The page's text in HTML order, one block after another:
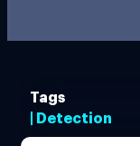
Tags
| Detection